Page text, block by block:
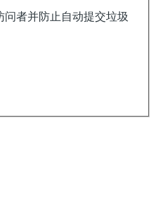
问者并防止自动提交垃圾